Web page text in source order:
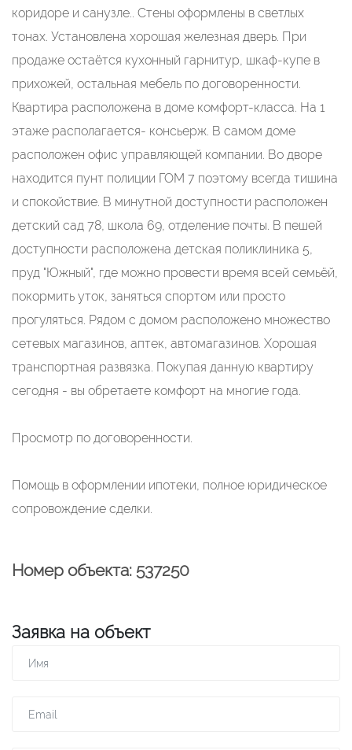
коридоре и санузле.. Стены оформлены в светлых
тонах. Установлена хорошая железная дверь. При
продаже остаётся кухонный гарнитур, шкаф-купе в
прихожей, остальная мебель по договоренности.
Квартира расположена в доме комфорт-класса. На 1
этаже располагается- консьерж. В самом доме
расположен офис управляющей компании. Во дворе
находится пунт полиции ГОМ 7 поэтому всегда тишина
и спокойствие. В минутной доступности расположен
детский сад 78, школа 69, отделение почты. В пешей
доступности расположена детская поликлиника 5,
пруд "Южный", где можно провести время всей семьёй,
покормить уток, заняться спортом или просто
прогуляться. Рядом с домом расположено множество
сетевых магазинов, аптек, автомагазинов. Хорошая
транспортная развязка. Покупая данную квартиру
сегодня - вы обретаете комфорт на многие года.
Просмотр по договоренности.
Помощь в оформлении ипотеки, полное юридическое
сопровождение сделки.
Номер объекта: 537250
Заявка на объект